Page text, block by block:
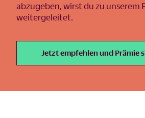
abzugeben, wirst du zu unserem
weitergeleitet.
Jetzt empfehlen und Prämie